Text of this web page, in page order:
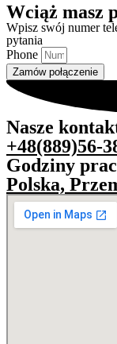
Wciąż masz
Wpisz swój numer
pytania
Phone
Zamów połączenie
Nasze
+48(889)56-
Godziny
Polska,